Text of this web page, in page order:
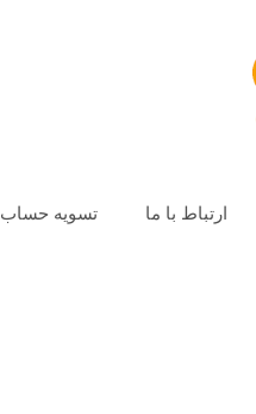
ارتباط با ما تسویه حساب